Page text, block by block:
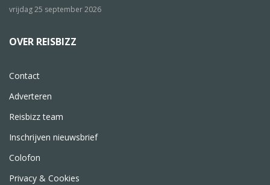
vrijdag 25 september 2026
OVER REISBIZZ
Contact
Adverteren
Reisbizz team
Inschrijven nieuwsbrief
Colofon
Privacy & Cookies